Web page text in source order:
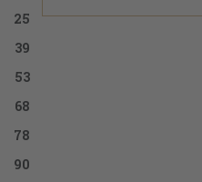
25
39
53
68
78
90